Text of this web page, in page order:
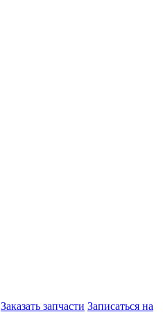
Заказать запчасти Записаться на